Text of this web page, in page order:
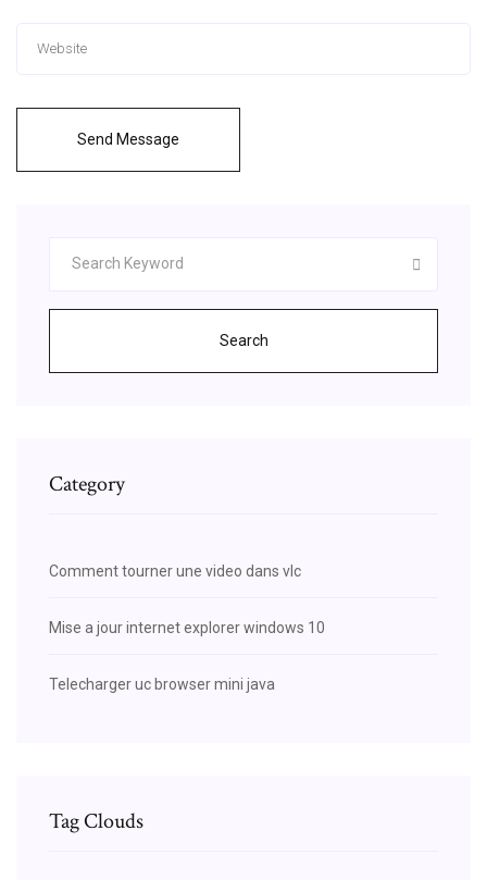
Send Message
Search
Category
Comment tourner une video dans vlc
Mise a jour internet explorer windows 10
Telecharger uc browser mini java
Tag Clouds